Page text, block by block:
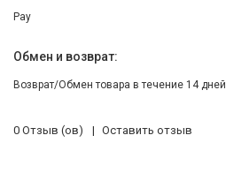
Pay
Обмен и возврат:
Возврат/Обмен товара в течение 14 дней
0 Отзыв (ов) Оставить отзыв